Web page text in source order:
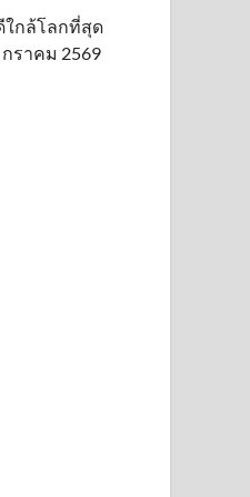
ใกล้โลกที่สุด
ราคม 2569